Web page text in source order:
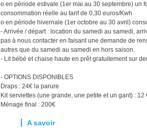
o en période estivale (1er mai au 30 septembre) un
consommation réelle au tarif de 0,30 euros/Kwh
o en période hivernale (1er octobre au 30 avril)
- Arrivée / départ : location du samedi au samedi,
pas à nous contacter en faisant une demande de
autres que du samedi au samedi en hors saison.
- Lit bébé et chaise haute en prêt gratuitement sur
- OPTIONS DISPONIBLES
Draps : 24€ la parure
Kit serviettes (une grande, une petite et un gant) : 12
Ménage final : 200€